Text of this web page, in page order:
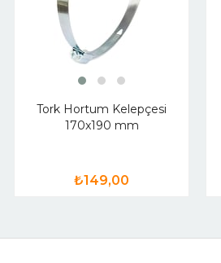
Tork Hortum Kelepçesi
170x190 mm
₺149,00